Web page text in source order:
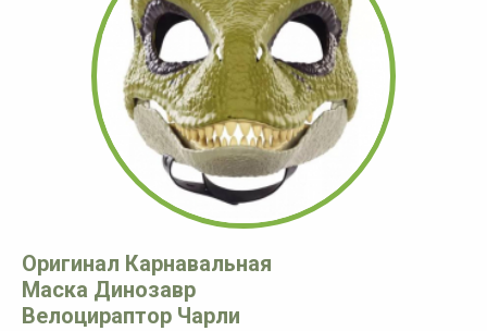
Оригинал Карнавальная
Маска Динозавр
Велоцираптор Чарли